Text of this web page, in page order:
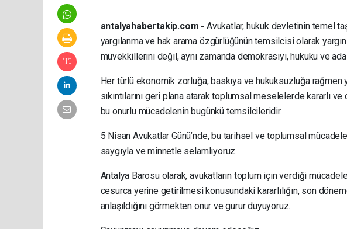
antalyahabertakip.com - Avukatlar, hukuk devletinin temel
yargılanma ve hak arama özgürlüğünün temsilcisi olarak
müvekkillerini değil, aynı zamanda demokrasiyi, hukuku ve
Her türlü ekonomik zorluğa, baskıya ve hukuksuzluğa
sıkıntılarını geri plana atarak toplumsal meselelerde kararlı
bu onurlu mücadelenin bugünkü temsilcileridir.
5 Nisan Avukatlar Günü’nde, bu tarihsel ve toplumsal
saygıyla ve minnetle selamlıyoruz.
Antalya Barosu olarak, avukatların toplum için verdiği
cesurca yerine getirilmesi konusundaki kararlılığın, son
anlaşıldığını görmekten onur ve gurur duyuyoruz.